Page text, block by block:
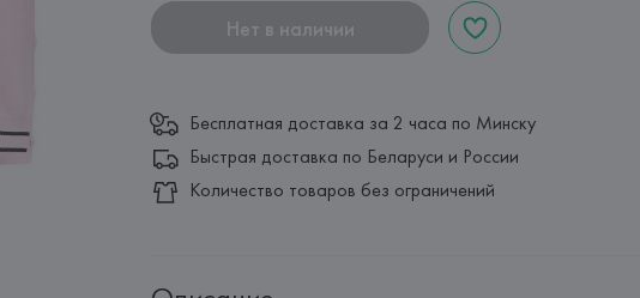
Нет в наличии
Бесплатная доставка за 2 часа по Минску
Быстрая доставка по Беларуси и России
Количество товаров без ограничений